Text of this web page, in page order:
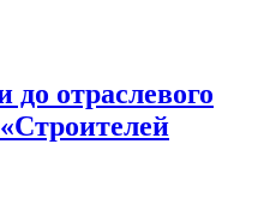
отраслевого